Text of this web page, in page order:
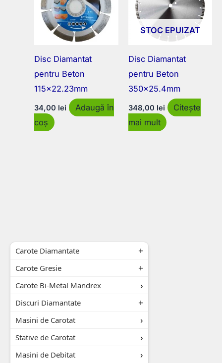
Carote Diamantate
Carote Gresie
Carote Bi-Metal Mandrex
Discuri Diamantate
Masini de Carotat
Stative de Carotat
Masini de Debitat
Disc Diamantat
pentru Beton
115×22.23mm
34,00 lei
Adaugă în
coș
STOC EPUIZAT
Disc Diamantat
pentru Beton
350×25.4mm
348,00 lei
Citește
mai mult